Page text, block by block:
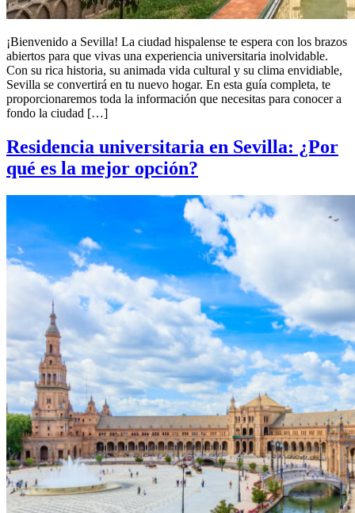
¡Bienvenido a Sevilla! La ciudad hispalense te espera con los brazos
abiertos para que vivas una experiencia universitaria inolvidable.
Con su rica historia, su animada vida cultural y su clima envidiable,
Sevilla se convertirá en tu nuevo hogar. En esta guía completa, te
proporcionaremos toda la información que necesitas para conocer a
fondo la ciudad […]
Residencia universitaria en Sevilla: ¿Por
qué es la mejor opción?